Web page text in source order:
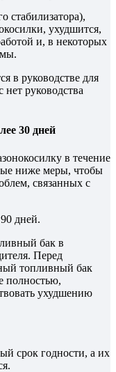
стабилизатора),
ухудшится,
и, в некоторых
в руководстве для
нет руководства
30 дней
в течение
ниже меры, чтобы
связанных с
дней.
бак в
Перед
топливный бак
полностью,
ухудшению
срок годности, а их